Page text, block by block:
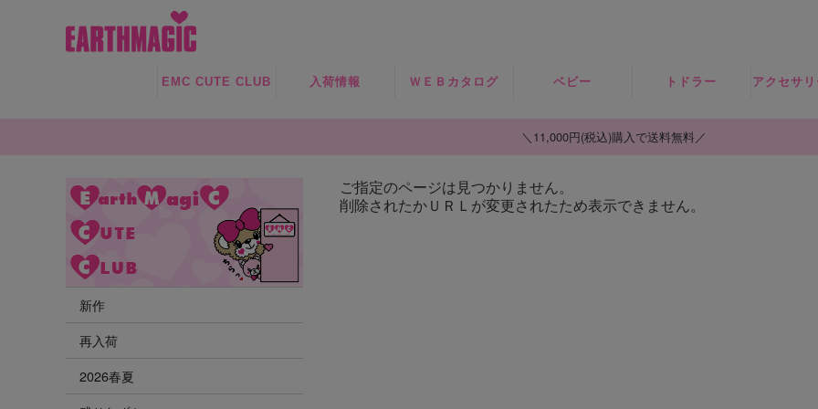
EMC CUTE CLUB 入荷情報
残りわずか
ＷＥＢカタログ ベビー
ロンパース・セ
トップス
トドラー
トップス
ワンピース・ジ
アクセサ
＼11,000円(税込)購入で送料無料／
ご指定のページは見つかりません。
削除されたかＵＲＬが変更されたため表示できません。
新作
再入荷
2026春夏